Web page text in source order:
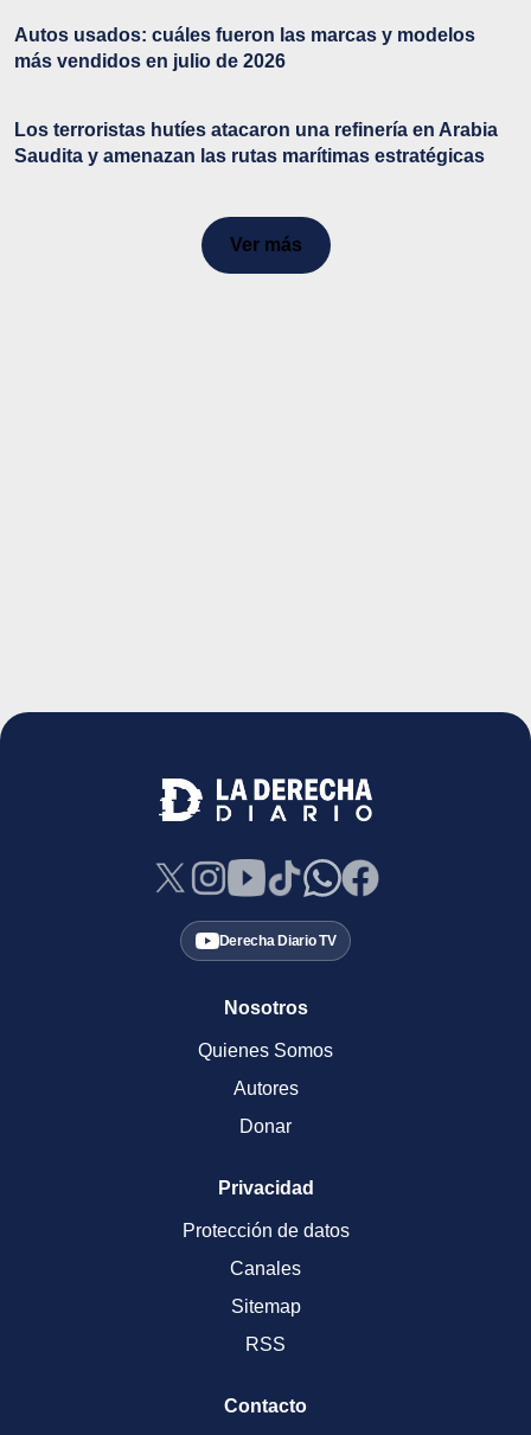
Autos usados: cuáles fueron las marcas y modelos
más vendidos en julio de 2026
Los terroristas hutíes atacaron una refinería en Arabia
Saudita y amenazan las rutas marítimas estratégicas
Ver más
Derecha Diario TV
Nosotros
Quienes Somos
Autores
Donar
Privacidad
Protección de datos
Canales
Sitemap
RSS
Contacto